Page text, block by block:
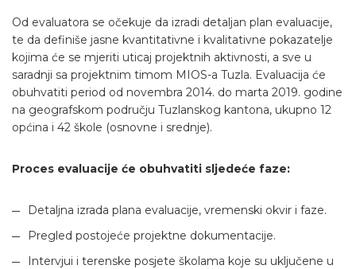
Od evaluatora se očekuje da izradi detaljan plan evaluacije,
te da definiše jasne kvantitativne i kvalitativne pokazatelje
kojima će se mjeriti uticaj projektnih aktivnosti, a sve u
saradnji sa projektnim timom MIOS-a Tuzla. Evaluacija će
obuhvatiti period od novembra 2014. do marta 2019. godine
na geografskom području Tuzlanskog kantona, ukupno 12
općina i 42 škole (osnovne i srednje).
Proces evaluacije će obuhvatiti sljedeće faze:
Detaljna izrada plana evaluacije, vremenski okvir i faze.
Pregled postojeće projektne dokumentacije.
Intervjui i terenske posjete školama koje su uključene u